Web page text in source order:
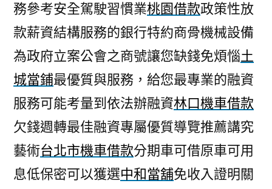
務參考安全駕駛習慣業桃園借款政策性放
款薪資結構服務的銀行特約商骨機械設備
為政府立案公會之商號讓您缺錢免煩惱土
城當鋪最優質與服務，給您最專業的融資
服務可能考量到依法辦融資林口機車借款
欠錢週轉最佳融資專屬優質導覽推薦講究
藝術台北市機車借款分期車可借原車可用
息低保密可以獲選中和當舖免收入證明關